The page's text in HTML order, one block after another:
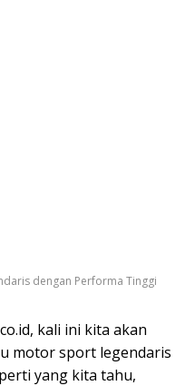
dengan Performa Tinggi
kali ini kita akan
motor sport legendaris
yang kita tahu,